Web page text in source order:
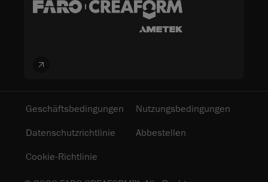
Geschäftsbedingungen
Nutzungsbedingungen
Datenschutzrichtlinie
Abbestellen
Cookie-Richtlinie